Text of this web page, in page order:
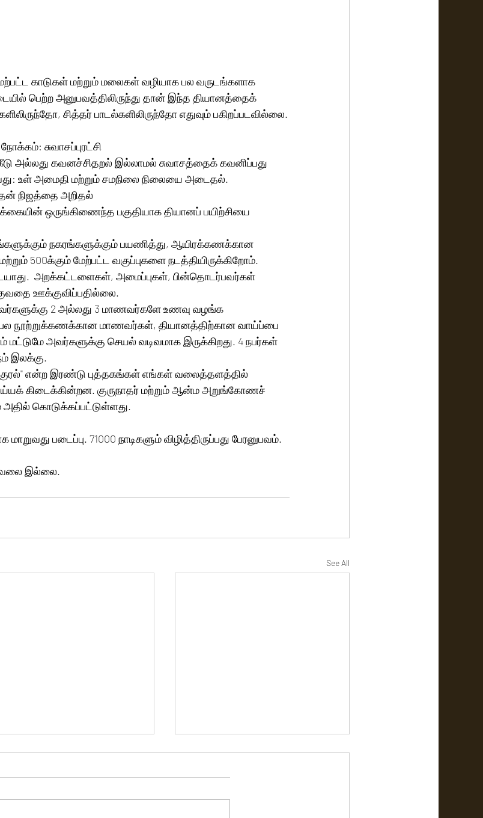
காடுகள் மற்றும் மலைகள் வழியாக பல வருடங்களாக
பெற்ற அனுபவத்திலிருந்து தான் இந்த தியானத்தைக்
சித்தர் பாடல்களிலிருந்தோ எதுவும் பகிறப்படவில்லை.
சுவாசப்புரட்சி
அல்லது கவனச்சிதறல் இல்லாமல் சுவாசத்தைக் கவனிப்பது
உள் அமைதி மற்றும் சமநிலை நிலையை அடைதல்.
நிஜத்தை அறிதல்
ஒருங்கிணைந்த பகுதியாக தியானப் பயிற்சியை
நகரங்களுக்கும் பயணித்து, ஆயிரக்கணக்கான
500க்கும் மேற்பட்ட வகுப்புகளை நடத்தியிருக்கிறோம்.
அறக்கட்டளைகள், அமைப்புகள், பின்தொடர்பவர்கள்
ஊக்குவிப்பதில்லை.
2 அல்லது 3 மாணவர்களே உணவு வழங்க
நூற்றுக்கணக்கான மாணவர்கள், தியானத்திற்கான வாய்ப்பை
மட்டுமே அவர்களுக்கு செயல் வடிவமாக இருக்கிறது. 4 நபர்கள்
இலக்கு.
என்ற இரண்டு புத்தகங்கள் எங்கள் வலைத்தளத்தில்
கிடைக்கின்றன. குருநாதர் மற்றும் ஆன்ம அறுங்கோணச்
அதில் கொடுக்கப்பட்டுள்ளது.
மாறுவது படைப்பு. 71000 நாடிகளும் விழித்திருப்பது பேரனுபவம்.
இல்லை.
See All